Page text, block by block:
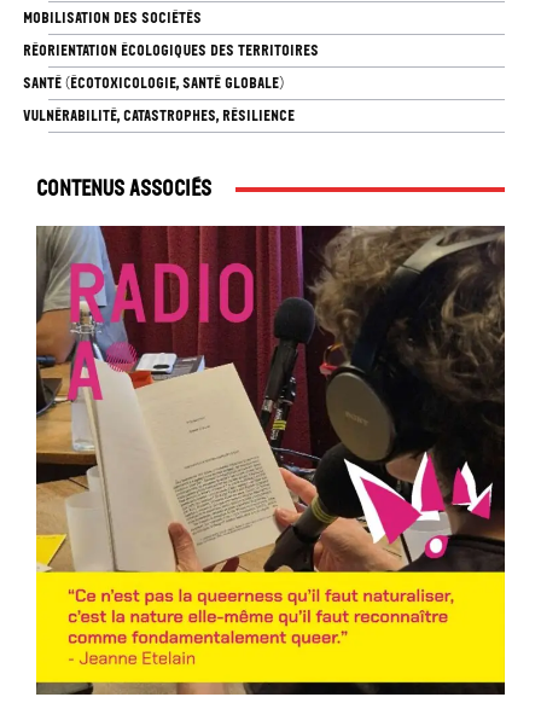
MOBILISATION DES SOCIÉTÉS
RÉORIENTATION ÉCOLOGIQUES DES TERRITOIRES
SANTÉ (ÉCOTOXICOLOGIE, SANTÉ GLOBALE)
VULNÉRABILITÉ, CATASTROPHES, RÉSILIENCE
Contenus associés